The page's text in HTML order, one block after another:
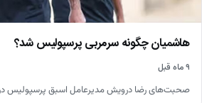
هاشمیان چگونه سرمربی پرسپولیس شد؟
۹ ماه قبل
صحبت‌های رضا درویش مدیرعامل اسبق پرسپولیس